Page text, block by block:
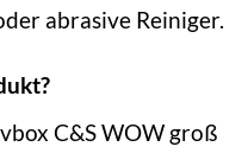
abrasive Reiniger.
C&S WOW groß